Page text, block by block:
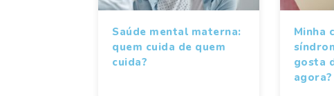
Saúde mental materna:
quem cuida de quem
cuida?
Minha
gosta
agora?